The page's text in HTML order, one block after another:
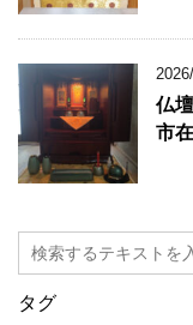
仏
市
タグ